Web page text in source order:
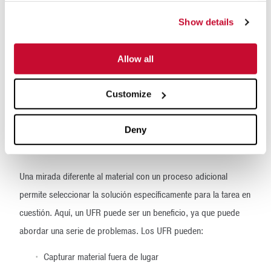
Show details
Allow all
Customize
Deny
sistemas complejos y problemas de limpieza, daña el equipo y,
En pocas palabras, "El control del proceso se convierte en un
proceso fuera de control". No hacer nada o hacer lo incorrecto
puede ser aún más costoso a largo plazo.
Una mirada diferente al material con un proceso adicional
permite seleccionar la solución específicamente para la tarea en
cuestión. Aquí, un UFR puede ser un beneficio, ya que puede
abordar una serie de problemas. Los UFR pueden:
Capturar material fuera de lugar